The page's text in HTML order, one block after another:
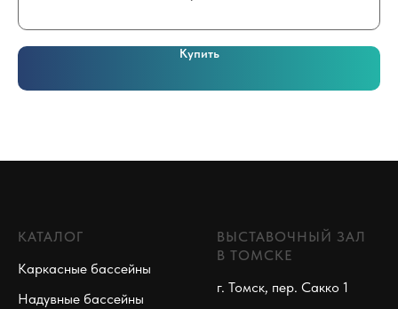
Купить
КАТАЛОГ
Каркасные бассейны
Надувные бассейны
ВЫСТАВОЧНЫЙ ЗАЛ
В ТОМСКЕ
г. Томск, пер. Сакко 1